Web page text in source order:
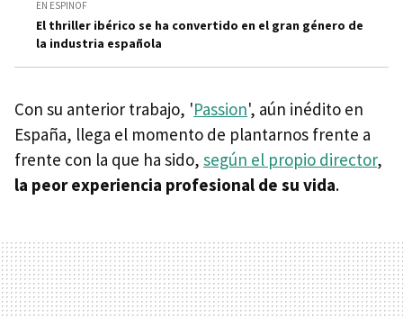
EN ESPINOF
El thriller ibérico se ha convertido en el gran género de
la industria española
Con su anterior trabajo, 'Passion', aún inédito en
España, llega el momento de plantarnos frente a
frente con la que ha sido, según el propio director,
la peor experiencia profesional de su vida.